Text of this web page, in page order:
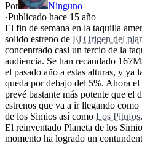
Por
Ninguno
·Publicado hace 15 año
El fin de semana en la taquilla
solido estreno de El Origen del
concentrado casi un tercio de la
audiencia. Se han recaudado
el pasado año a estas alturas, y ya
queda por debajo del 5%. Ahora el
prevé bastante más potente que el
estrenos que va a ir llegando
de los Simios así como Los Pitufos.
El reinventado Planeta de los
momento ha logrado un